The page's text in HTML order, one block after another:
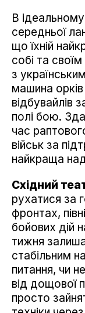
В
середньої
що їхній
собі та
з
машина
відбувайлів
полі бою.
час
військ за
найкраща
Східний
рухатися за
фронтах,
бойових дій
тижня
стабільним
питання, чи
від дощової
просто